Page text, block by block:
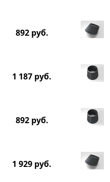
892 руб.
1 187 руб.
892 руб.
1 929 руб.